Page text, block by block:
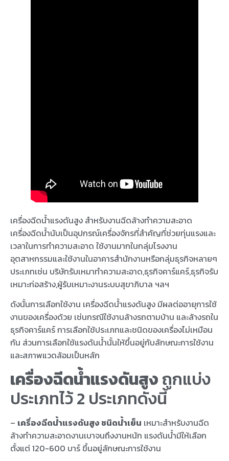
เครื่องฉีดน้ำแรงดันสูง สำหรับงานฉีดล้างทำความสะอาด
เครื่องฉีดน้ำนับเป็นอุปกรณ์เครื่องจักรที่สำคัญที่ช่วยทุ่นแรงและ
เวลาในการทำความสะอาด ใช้งานมากในกลุ่มโรงงาน
อุตสาหกรรมและใช้งานในอาคารสำนักงานหรือกลุ่มธุรกิจหลายๆ
ประเภทเช่น บริษัทรับเหมาทำความสะอาด,ธุรกิจคาร์แคร์,ธุรกิจรับ
เหมาะก่อสร้าง,ผู้รับเหมาะงานระบบสุขาภิบาล ฯลฯ
ดังนั้นการเลือกใช้งาน เครื่องฉีดน้ำแรงดันสูง มีผลต่ออายุการใช้
งานของเครื่องด้วย เช่นกรณีใช้งานล้างรถตามบ้าน และล้างรถใน
ธุรกิจคาร์แคร์ การเลือกใช้ประเภทและชนิดของเครื่องไม่เหมือน
กัน ส่วนการเลือกใช้แรงดันน้ำนั้นให้ขึ้นอยู่กับลักษณะการใช้งาน
และสภาพแวดล้อมเป็นหลัก
เครื่องฉีดน้ำแรงดันสูงถูกแบ่ง
ประเภทไว้ 2 ประเภทดังนี้
– เครื่องฉีดน้ำแรงดันสูง ชนิดน้ำเย็น เหมาะสำหรับงานฉีด
ล้างทำความสะอาดงานเบาจนถึงงานหนัก แรงดันน้ำมีให้เลือก
ตั้งแต่ 120-600 บาร์ ขึ้นอยู่ลักษณะการใช้งาน